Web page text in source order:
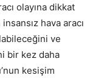
olayına dikkat
hava aracı
ve
bir kez daha
kesişim